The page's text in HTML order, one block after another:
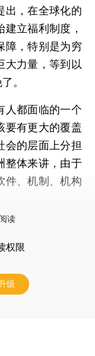
，在全球化的
立福利制度，
障，特别是为穷
大力量，等到以
。
都面临的一个
要有更大的覆盖
会的层面上分担
整体来讲，由于
件、机制、机构
读
权限
级